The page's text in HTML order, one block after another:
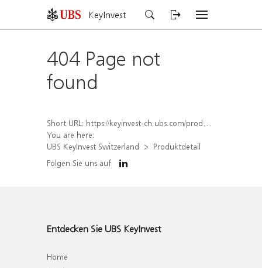
KeyInvest
404 Page not
found
Short URL: https://keyinvest-ch.ubs.com/produkt/detail/index/isin/CH1564519069
You are here:
UBS KeyInvest Switzerland
Produktdetail
Folgen Sie uns auf
Entdecken Sie UBS KeyInvest
Home